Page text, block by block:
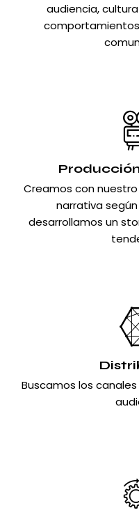
audiencia,
Creamos con
narrativa
desarrollamos un
Buscamos los